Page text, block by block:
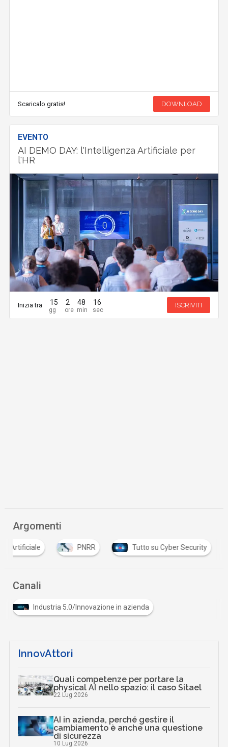
Scaricalo gratis! DOWNLOAD
EVENTO
AI DEMO DAY: l'Intelligenza Artificiale per
l'HR
Inizia tra 15 2 48 16 ISCRIVITI
Argomenti
Artificiale PNRR Tutto su Cyber Security
Canali
Industria 5.0/Innovazione in azienda
InnovAttori
Quali competenze per portare la
physical AI nello spazio: il caso Sitael
22 Lug 2026
AI in azienda, perché gestire il
cambiamento è anche una questione
di sicurezza
10 Lug 2026